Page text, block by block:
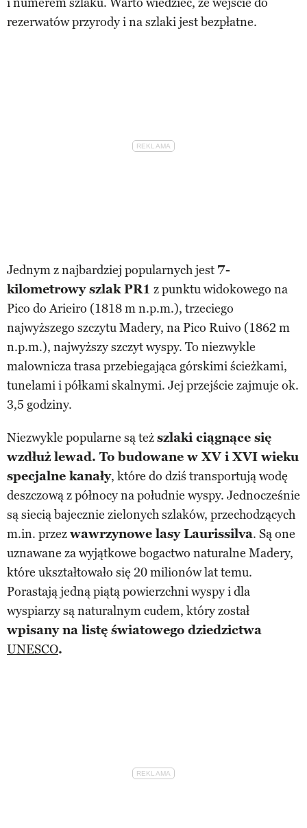
rezerwatów przyrody i na szlaki jest bezpłatne.
Jednym z najbardziej popularnych jest 7-
kilometrowy szlak PR1 z punktu widokowego na
Pico do Arieiro (1818 m n.p.m.), trzeciego
najwyższego szczytu Madery, na Pico Ruivo (1862 m
n.p.m.), najwyższy szczyt wyspy. To niezwykle
malownicza trasa przebiegająca górskimi ścieżkami,
tunelami i półkami skalnymi. Jej przejście zajmuje ok.
3,5 godziny.
Niezwykle popularne są teższlaki ciągnące się
wzdłuż lewad. To budowane w XV i XVI wieku
specjalne kanały, które do dziś transportują wodę
deszczową z północy na południe wyspy. Jednocześnie
są siecią bajecznie zielonych szlaków, przechodzących
m.in. przezwawrzynowe lasy Laurissilva. Są one
uznawane za wyjątkowe bogactwo naturalne Madery,
które ukształtowało się 20 milionów lat temu.
Porastają jedną piątą powierzchni wyspy i dla
wyspiarzy są naturalnym cudem, który został
wpisany na listę światowego dziedzictwa
UNESCO.